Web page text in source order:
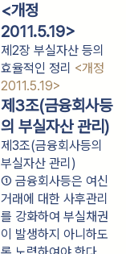
<개정
2011.5.19>
제2장 부실자산 등의
효율적인 정리 <개정
2011.5.19>
제3조(금융회사등
의 부실자산 관리)
제3조(금융회사등의
부실자산 관리)
① 금융회사등은 여신
거래에 대한 사후관리
를 강화하여 부실채권
이 발생하지 아니하도